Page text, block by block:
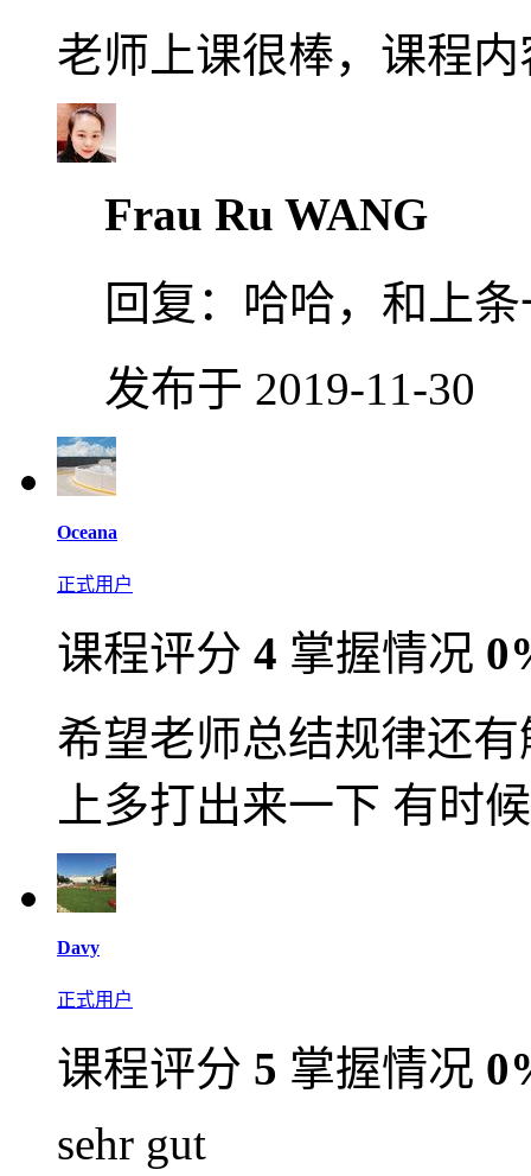
老师上课很棒，课程
Frau Ru WANG
回复： 哈哈，和上
发布于 2019-11-30
Oceana
正式用户
课程评分 4 掌握情况
希望老师总结规律还
上多打出来一下 有时
Davy
正式用户
课程评分 5 掌握情况
sehr gut